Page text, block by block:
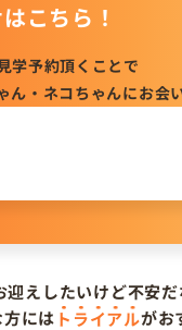
こちら！
学予約頂くことで
ん・ネコちゃんにお会
迎えしたいけど不安だ
には トライアルがお